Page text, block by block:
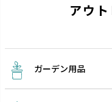
アウ
ガーデン用品